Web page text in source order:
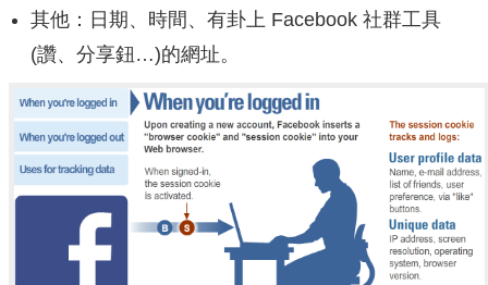
其他：日期、時間、有卦上 Facebook 社群工具
(讚、分享鈕…)的網址。